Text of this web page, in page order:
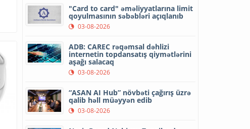
"Card to card" əməliyyatlarına limit
qoyulmasının səbəbləri açıqlanıb
03-08-2026
ADB: CAREC rəqəmsal dəhlizi
internetin topdansatış qiymətlərini
aşağı salacaq
03-08-2026
“ASAN AI Hub” növbəti çağırış üzrə
qalib həll müəyyən edib
03-08-2026